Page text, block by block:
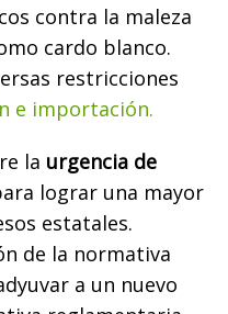
contra la maleza
cardo blanco.
restricciones
e importación.
la urgencia de
lograr una mayor
estatales.
de la normativa
a un nuevo